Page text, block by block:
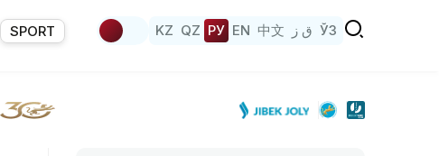
SPORT KZ QZ РУ EN 中文 ق ز ЎЗ